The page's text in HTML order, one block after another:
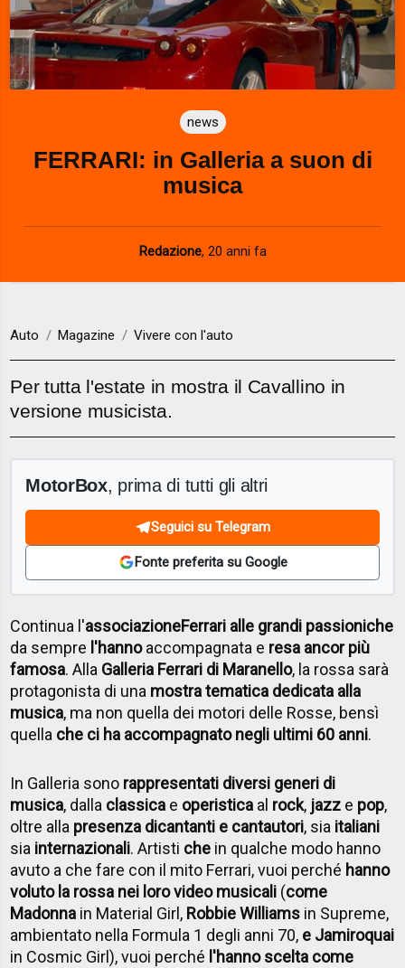
news
FERRARI: in Galleria a suon di
musica
Redazione, 20 anni fa
Auto Magazine Vivere con l'auto
Per tutta l'estate in mostra il Cavallino in
versione musicista.
MotorBox, prima di tutti gli altri
Seguici su Telegram
Fonte preferita su Google
Continua l'associazioneFerrari alle grandi passioniche
da sempre l'hannoaccompagnata e resa ancor più
famosa. Alla Galleria Ferrari di Maranello, la rossa sarà
protagonista di una mostra tematica dedicata alla
musica, ma non quella dei motori delle Rosse, bensì
quella che ci ha accompagnato negli ultimi 60 anni.
In Galleria sono rappresentati diversi generi di
musica, dalla classica e operistica al rock, jazz e pop,
oltre alla presenza dicantanti e cantautori, sia italiani
sia internazionali. Artisti che in qualche modo hanno
avuto a che fare con il mito Ferrari, vuoi perché hanno
voluto la rossa nei loro video musicali (come
Madonna in Material Girl, Robbie Williams in Supreme,
ambientato nella Formula 1 degli anni 70, e Jamiroquai
in Cosmic Girl), vuoi perché l'hanno scelta come